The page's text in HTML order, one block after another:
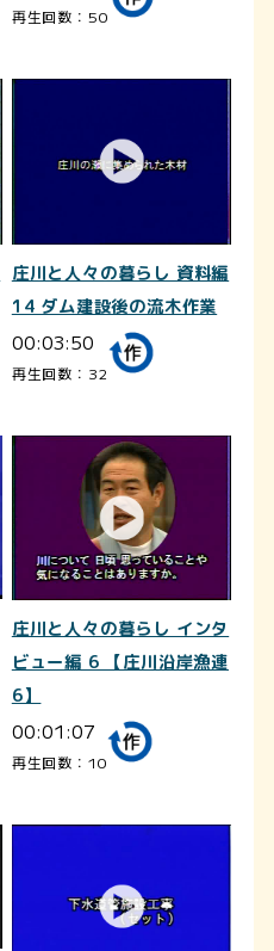
再生回数：50
庄川と人々の暮らし 資料編
14 ダム建設後の流木作業
00:03:50
再生回数：32
庄川と人々の暮らし インタ
ビュー編 6 【庄川沿岸漁連
6】
00:01:07
再生回数：10